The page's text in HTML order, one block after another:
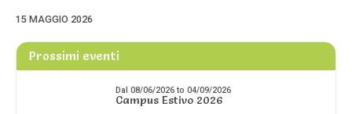
15 MAGGIO 2026
Prossimi eventi
Dal 08/06/2026 to 04/09/2026
Campus Estivo 2026